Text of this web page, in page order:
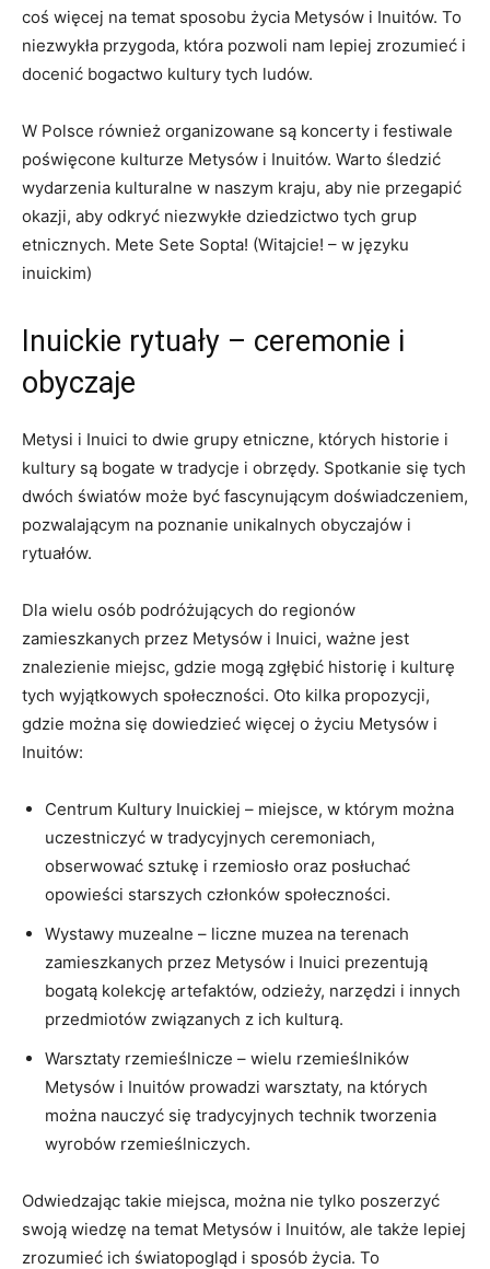
coś więcej na ⁤temat sposobu życia Metysów⁢ i Inuitów. To
niezwykła przygoda, która‍ pozwoli nam​ lepiej zrozumieć i
docenić bogactwo kultury tych ludów.
W Polsce⁤ również organizowane są koncerty ​i ‌festiwale
poświęcone kulturze ‌Metysów⁢ i Inuitów. Warto śledzić
wydarzenia kulturalne w naszym⁣ kraju, aby ⁣nie przegapić​
okazji,‍ aby odkryć niezwykłe dziedzictwo tych‍ grup⁤
etnicznych. Mete Sete Sopta! (Witajcie! – w języku
inuickim)
Inuickie⁤ rytuały – ceremonie i
obyczaje
Metysi ​i Inuici to‍ dwie grupy etniczne, których historie i
kultury są bogate w tradycje i obrzędy. Spotkanie się tych
dwóch ⁢światów ⁣może być fascynującym‌ doświadczeniem,
pozwalającym ⁣na ​poznanie unikalnych obyczajów ‌i
rytuałów.
Dla wielu ⁣osób ⁤podróżujących do⁢ regionów
zamieszkanych przez‌ Metysów i Inuici,⁢ ważne jest
znalezienie ⁢miejsc, gdzie ​mogą zgłębić historię i kulturę
tych wyjątkowych społeczności. Oto kilka propozycji,
gdzie można się dowiedzieć więcej o życiu ‍Metysów i
Inuitów:
Centrum ⁢Kultury ⁤Inuickiej – miejsce, w którym można
uczestniczyć w tradycyjnych ceremoniach,
obserwować ⁢sztukę⁣ i rzemiosło ⁤oraz ⁢posłuchać
opowieści ‍starszych członków społeczności.
Wystawy muzealne⁤ – ⁢liczne muzea na​ terenach
zamieszkanych przez Metysów i Inuici prezentują
bogatą kolekcję artefaktów, odzieży, narzędzi i innych
przedmiotów ‌związanych z ich kulturą.
Warsztaty rzemieślnicze – wielu rzemieślników
Metysów i Inuitów prowadzi ​warsztaty, na których
można nauczyć się tradycyjnych⁤ technik⁤ tworzenia⁢
wyrobów rzemieślniczych.
Odwiedzając takie miejsca, można nie tylko poszerzyć
swoją ⁤wiedzę‌ na temat Metysów i Inuitów, ⁢ale​ także lepiej
zrozumieć ich światopogląd i sposób życia. ​To